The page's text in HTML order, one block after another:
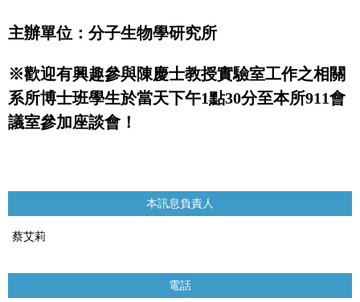
主辦單位：分子生物學研究所
※歡迎有興趣參與陳慶士教授實驗室工作之相關
系所博士班學生於當天下午1點30分至本所911會
議室參加座談會！
本訊息負責人
蔡艾莉
電話